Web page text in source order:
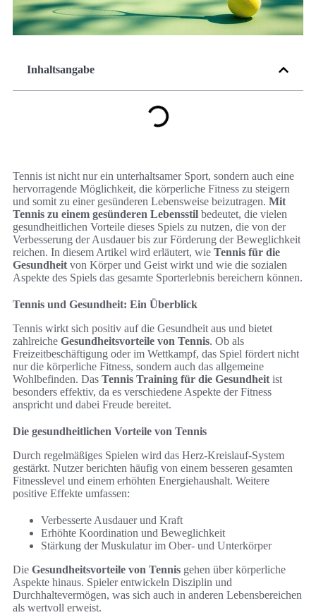
Inhaltsangabe
Tennis ist nicht nur ein unterhaltsamer Sport, sondern auch eine
hervorragende Möglichkeit, die körperliche Fitness zu steigern
und somit zu einer gesünderen Lebensweise beizutragen. Mit
Tennis zu einem gesünderen Lebensstil bedeutet, die vielen
gesundheitlichen Vorteile dieses Spiels zu nutzen, die von der
Verbesserung der Ausdauer bis zur Förderung der Beweglichkeit
reichen. In diesem Artikel wird erläutert, wie Tennis für die
Gesundheit von Körper und Geist wirkt und wie die sozialen
Aspekte des Spiels das gesamte Sporterlebnis bereichern können.
Tennis und Gesundheit: Ein Überblick
Tennis wirkt sich positiv auf die Gesundheit aus und bietet
zahlreiche Gesundheitsvorteile von Tennis. Ob als
Freizeitbeschäftigung oder im Wettkampf, das Spiel fördert nicht
nur die körperliche Fitness, sondern auch das allgemeine
Wohlbefinden. Das Tennis Training für die Gesundheit ist
besonders effektiv, da es verschiedene Aspekte der Fitness
anspricht und dabei Freude bereitet.
Die gesundheitlichen Vorteile von Tennis
Durch regelmäßiges Spielen wird das Herz-Kreislauf-System
gestärkt. Nutzer berichten häufig von einem besseren gesamten
Fitnesslevel und einem erhöhten Energiehaushalt. Weitere
positive Effekte umfassen:
Verbesserte Ausdauer und Kraft
Erhöhte Koordination und Beweglichkeit
Stärkung der Muskulatur im Ober- und Unterkörper
Die Gesundheitsvorteile von Tennis gehen über körperliche
Aspekte hinaus. Spieler entwickeln Disziplin und
Durchhaltevermögen, was sich auch in anderen Lebensbereichen
als wertvoll erweist.